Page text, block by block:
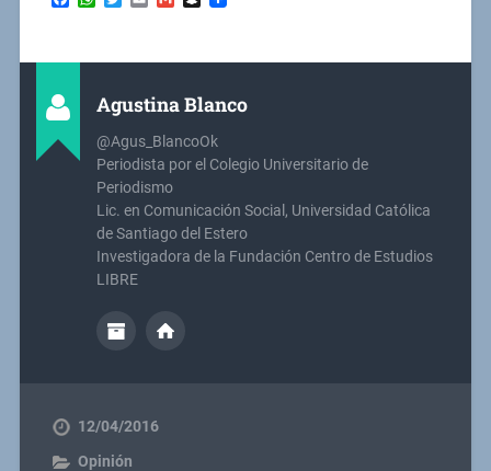
Agustina Blanco
@Agus_BlancoOk
Periodista por el Colegio Universitario de
Periodismo
Lic. en Comunicación Social, Universidad Católica
de Santiago del Estero
Investigadora de la Fundación Centro de Estudios
LIBRE
12/04/2016
Opinión